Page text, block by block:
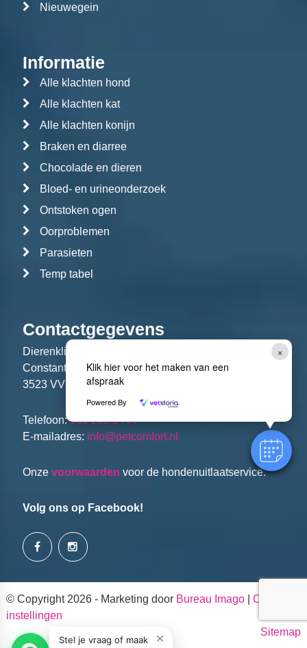
Nieuwegein
Informatie
Alle klachten hond
Alle klachten kat
Alle klachten konijn
Braken en diarree
Chocolade en dieren
Bloed- en urineonderzoek
Ontstoken ogen
Oorproblemen
Parasieten
Temp tabel
Contactgegevens
Dierenkliniek PETcomfort
Constant Erzeijstraat 2
3523 VV Utrecht
Telefoon:030 288 5444
E-mailadres: info@petcomfort.nl
Onze voorwaarden voor de hondenuitlaatservice.
Volg ons op Facebook!
© Copyright 2026 - Marketing door Bureau Imago| Cookie
instellingen
Sitemap
×
Klik hier voor het maken van een
afspraak
Powered By
Stel je vraag of maak
×